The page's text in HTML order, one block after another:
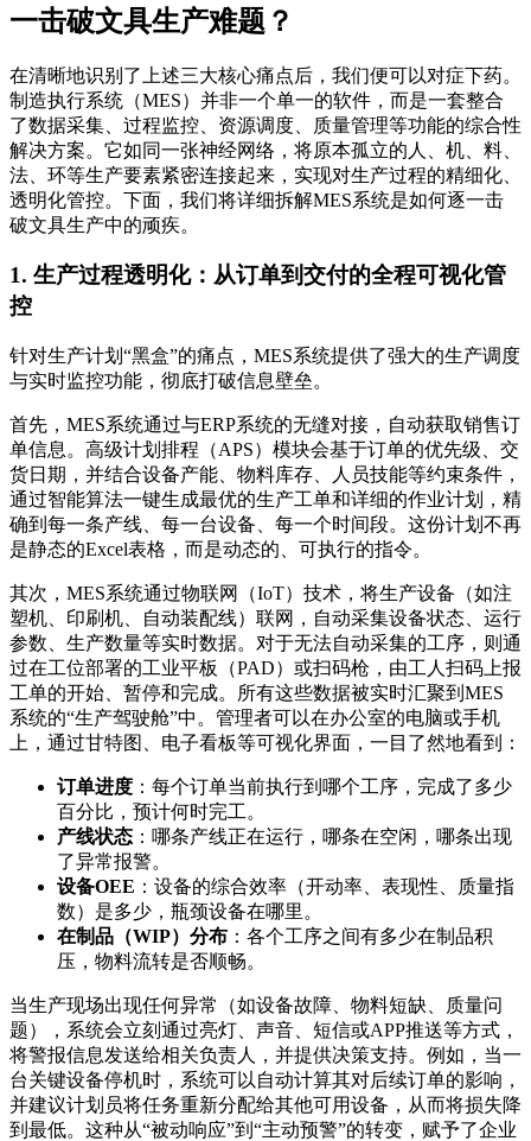
一击破文具生产难题？
在清晰地识别了上述三大核心痛点后，我们便可以对症下药。
制造执行系统（MES）并非一个单一的软件，而是一套整合
了数据采集、过程监控、资源调度、质量管理等功能的综合性
解决方案。它如同一张神经网络，将原本孤立的人、机、料、
法、环等生产要素紧密连接起来，实现对生产过程的精细化、
透明化管控。下面，我们将详细拆解MES系统是如何逐一击
破文具生产中的顽疾。
1. 生产过程透明化：从订单到交付的全程可视化管
控
针对生产计划“黑盒”的痛点，MES系统提供了强大的生产调度
与实时监控功能，彻底打破信息壁垒。
首先，MES系统通过与ERP系统的无缝对接，自动获取销售订
单信息。高级计划排程（APS）模块会基于订单的优先级、交
货日期，并结合设备产能、物料库存、人员技能等约束条件，
通过智能算法一键生成最优的生产工单和详细的作业计划，精
确到每一条产线、每一台设备、每一个时间段。这份计划不再
是静态的Excel表格，而是动态的、可执行的指令。
其次，MES系统通过物联网（IoT）技术，将生产设备（如注
塑机、印刷机、自动装配线）联网，自动采集设备状态、运行
参数、生产数量等实时数据。对于无法自动采集的工序，则通
过在工位部署的工业平板（PAD）或扫码枪，由工人扫码上报
工单的开始、暂停和完成。所有这些数据被实时汇聚到MES
系统的“生产驾驶舱”中。管理者可以在办公室的电脑或手机
上，通过甘特图、电子看板等可视化界面，一目了然地看到：
订单进度 ：每个订单当前执行到哪个工序，完成了多少
百分比，预计何时完工。
产线状态 ：哪条产线正在运行，哪条在空闲，哪条出现
了异常报警。
设备OEE ：设备的综合效率（开动率、表现性、质量指
数）是多少，瓶颈设备在哪里。
在制品（WIP）分布 ：各个工序之间有多少在制品积
压，物料流转是否顺畅。
当生产现场出现任何异常（如设备故障、物料短缺、质量问
题），系统会立刻通过亮灯、声音、短信或APP推送等方式，
将警报信息发送给相关负责人，并提供决策支持。例如，当一
台关键设备停机时，系统可以自动计算其对后续订单的影响，
并建议计划员将任务重新分配给其他可用设备，从而将损失降
到最低。这种从“被动响应”到“主动预警”的转变，赋予了企业